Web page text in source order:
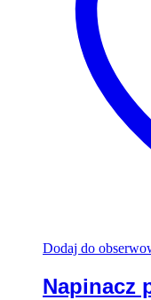
Dodaj do
Napinacz